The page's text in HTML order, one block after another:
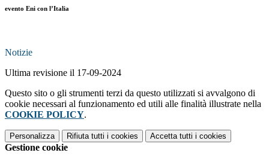
evento Eni con l’Italia
Notizie
Ultima revisione il 17-09-2024
Questo sito o gli strumenti terzi da questo utilizzati si avvalgono di
cookie necessari al funzionamento ed utili alle finalità illustrate nella
COOKIE POLICY.
Personalizza Rifiuta tutti i cookies Accetta tutti i cookies
Gestione cookie